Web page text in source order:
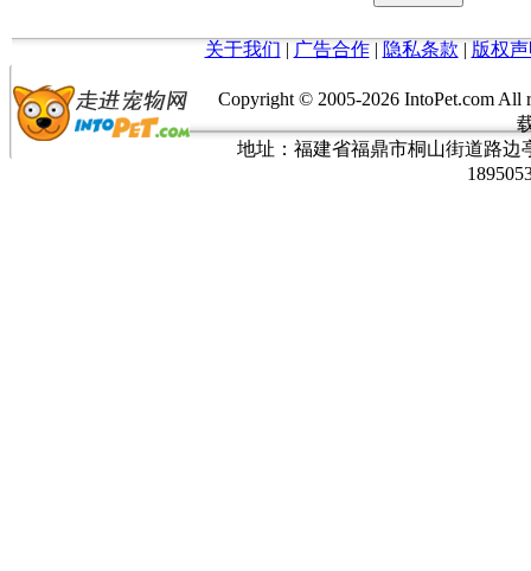
关于我们 | 广告合作| 隐私条款 | 版权
Copyright © 2005-2026 IntoPet.com
地址：福建省福鼎市桐山街道路边